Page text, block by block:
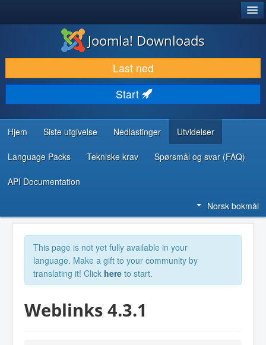
LAST NED & UTVID
OPPDAG & LÆR
SAMFUNN & BRUKERSTØTTE
UTVIKLINGSRESSURSER
Joomla! Downloads
Last ned
Start
Hjem Siste utgivelse Nedlastinger Utvidelser
Language Packs Tekniske krav Spørsmål og svar (FAQ)
API Documentation
Norsk bokmål
This page is not yet fully available in your
language. Make a gift to your community by
translating it! Click here to start.
Weblinks 4.3.1